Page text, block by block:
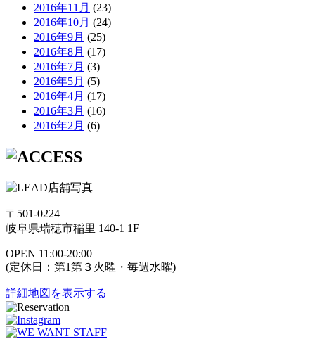
2016年11月 (23)
2016年10月 (24)
2016年9月 (25)
2016年8月 (17)
2016年7月 (3)
2016年5月 (5)
2016年4月 (17)
2016年3月 (16)
2016年2月 (6)
〒501-0224
岐阜県瑞穂市稲里 140-1 1F
OPEN 11:00-20:00
(定休日：第1第３火曜・毎週水曜)
詳細地図を表示する